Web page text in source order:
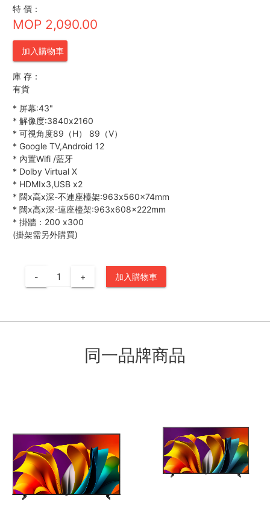
特 價：
MOP 2,090.00
加入購物車
庫 存：
有貨
* 屏幕:43"
* 解像度:3840x2160
* 可視角度89（H） 89（V）
* Google TV,Android 12
* 內置Wifi /藍牙
* Dolby Virtual X
* HDMIx3,USB x2
* 闊x高x深-不連座檯架:963x560x74mm
* 闊x高x深-連座檯架:963x608x222mm
* 掛牆：200 x300
(掛架需另外購買)
- + 加入購物車
同一品牌商品